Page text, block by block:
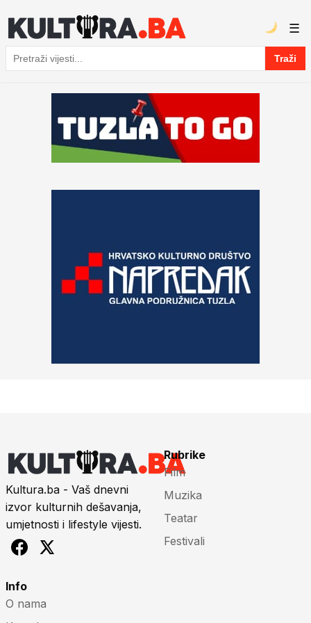
Pretraga
Traži
☰
Kultura.ba - Vaš dnevni
izvor kulturnih dešavanja,
umjetnosti i lifestyle vijesti.
Rubrike
Film
Muzika
Teatar
Festivali
Info
O nama